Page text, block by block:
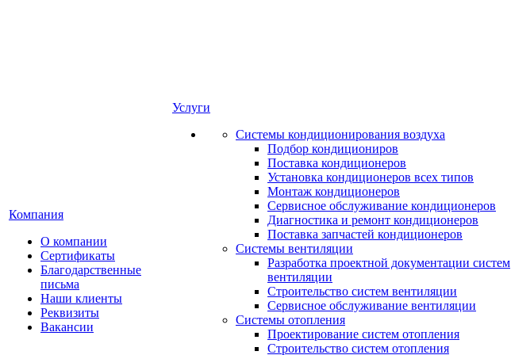
Компания
О компании
Сертификаты
Благодарственные
письма
Наши клиенты
Реквизиты
Вакансии
Услуги
Системы кондиционирования воздуха
Подбор кондициониров
Поставка кондиционеров
Установка кондиционеров всех типов
Монтаж кондиционеров
Сервисное обслуживание кондиционеров
Диагностика и ремонт кондиционеров
Поставка запчастей кондиционеров
Системы вентиляции
Разработка проектной документации систем
вентиляции
Строительство систем вентиляции
Сервисное обслуживание вентиляции
Системы отопления
Проектирование систем отопления
Строительство систем отопления